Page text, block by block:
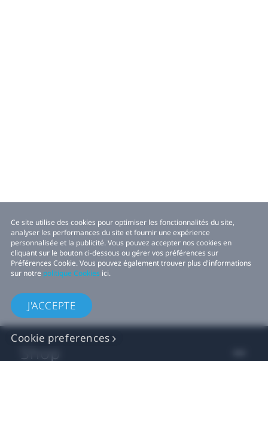
Ce site utilise des cookies pour optimiser les fonctionnalités du site,
analyser les performances du site et fournir une expérience
personnalisée et la publicité. Vous pouvez accepter nos cookies en
cliquant sur le bouton ci-dessous ou gérer vos préférences sur
Préférences Cookie. Vous pouvez également trouver plus d'informations
sur notre politique Cookies ici.
J'ACCEPTE
Cookie preferences
Shop